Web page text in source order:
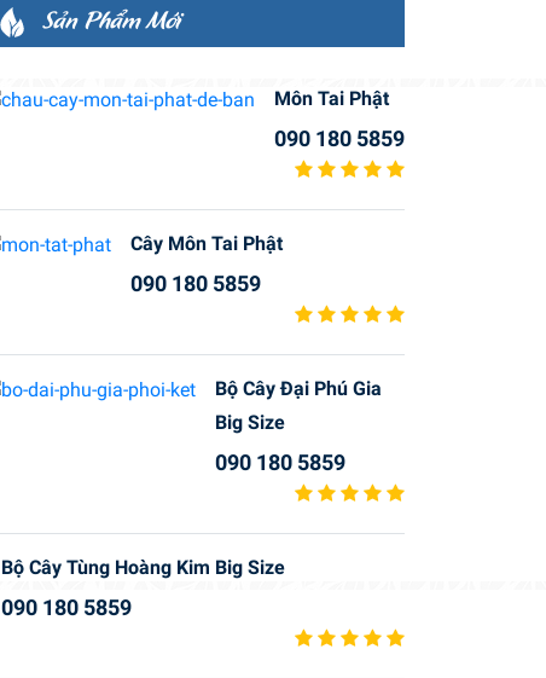
Sản Phẩm Mới
Môn Tai Phật
090 180 5859
Cây Môn Tai Phật
090 180 5859
Bộ Cây Đại Phú Gia
Big Size
090 180 5859
Bộ Cây Tùng Hoàng Kim Big Size
090 180 5859